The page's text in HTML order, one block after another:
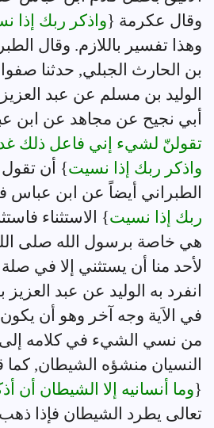
وقال عكرمة {واذكر ربك إذا
وهذا تفسير باللازم. وقال
بن الحارث الجبلي, حدثنا
الوليد بن مسلم عن عبد
أبي نجيح عن مجاهد عن ابن
تقولنّ لشيء إني فاعل ذلك غداً
واذكر ربك إذا نسيت} أن تقول
الطبراني أيضاً عن ابن عباس
ربك إذا نسيت} الاستثناء
هي خاصة برسول الله صلى
لأحد منا أن يستثني إلا في
انفرد به الوليد عن عبد
في الاَية وجه آخر وهو أن
من نسي الشيء في كلامه إلى
النسيان منشؤه الشيطان,
{وما أنسانيه إلا الشيطان أن
تعالى يطرد الشيطان فإذا